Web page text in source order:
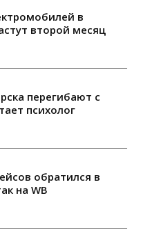
в
второй месяц
перегибают с
психолог
обратился в
на WB